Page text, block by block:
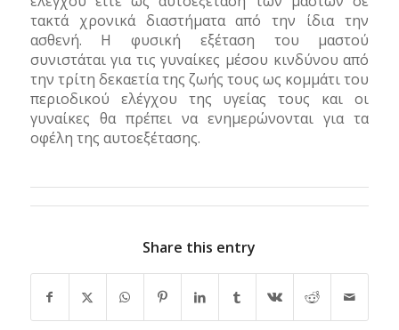
τακτά χρονικά διαστήματα από την ίδια την
ασθενή. Η φυσική εξέταση του μαστού
συνιστάται για τις γυναίκες μέσου κινδύνου από
την τρίτη δεκαετία της ζωής τους ως κομμάτι του
περιοδικού ελέγχου της υγείας τους και οι
γυναίκες θα πρέπει να ενημερώνονται για τα
οφέλη της αυτοεξέτασης.
Share this entry